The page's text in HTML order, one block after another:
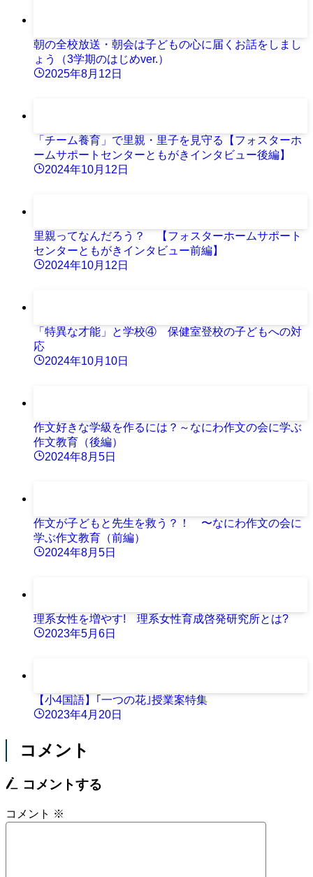
朝の全校放送・朝会は子どもの心に届くお話をしまし
ょう（3学期のはじめver.）
2025年8月12日
「チーム養育」で里親・里子を見守る【フォスターホ
ームサポートセンターともがきインタビュー後編】
2024年10月12日
里親ってなんだろう？ 【フォスターホームサポート
センターともがきインタビュー前編】
2024年10月12日
「特異な才能」と学校④ 保健室登校の子どもへの対
応
2024年10月10日
作文好きな学級を作るには？～なにわ作文の会に学ぶ
作文教育（後編）
2024年8月5日
作文が子どもと先生を救う？！ 〜なにわ作文の会に
学ぶ作文教育（前編）
2024年8月5日
理系女性を増やす! 理系女性育成啓発研究所とは?
2023年5月6日
【小4国語】｢一つの花｣授業案特集
2023年4月20日
コメント
コメントする
コメント ※